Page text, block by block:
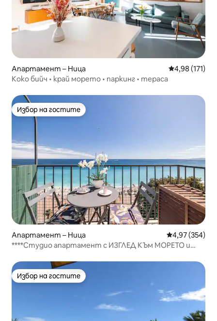
Апартамент – Ница Средна
4,98 (171)
Коко бийч • край морето • паркинг • тераса
Избор на гостите
Избор на гостите
Апартамент – Ница Средна
4,97 (354)
****Студио апартамент с ИЗГЛЕД КЪм МОРЕТО и
Избор на гостите
Избор на гостите